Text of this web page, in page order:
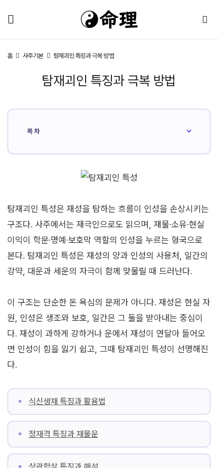
홈 사주기본 탐재괴인 특징과 극복 방법
탐재괴인 특징과 극복 방법
목차
탐재괴인 특성은 재성을 탐하는 흐름이 인성을 손상시키는
구조다. 사주에서는 재극인으로도 읽으며, 재물·소유·현실
이익이 학문·명예·보호막 역할의 인성을 누르는 형국으로
본다. 탐재괴인 특성은 재성의 양과 인성의 사용처, 일간의
강약, 대운과 세운의 자극이 함께 맞물릴 때 드러난다.
이 구조는 단순한 돈 욕심의 문제가 아니다. 재성은 현실 자
원, 인성은 생조와 보호, 일간은 그 둘을 받아내는 중심이
다. 재성이 과하게 강하거나 운에서 재성이 연달아 들어오
면 인성이 힘을 잃기 쉽고, 그때 탐재괴인 특성이 선명해진
다.
식신생재 특징과 활용법
정재격 특징과 재물운